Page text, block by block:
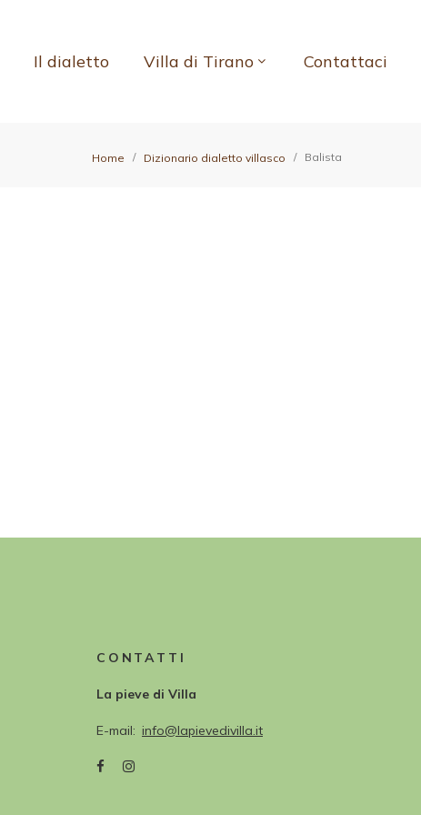
Il dialetto Villa di Tirano Contattaci
Home Dizionario dialetto villasco Balista
CONTATTI
La pieve di Villa
E-mail info@lapievedivilla.it